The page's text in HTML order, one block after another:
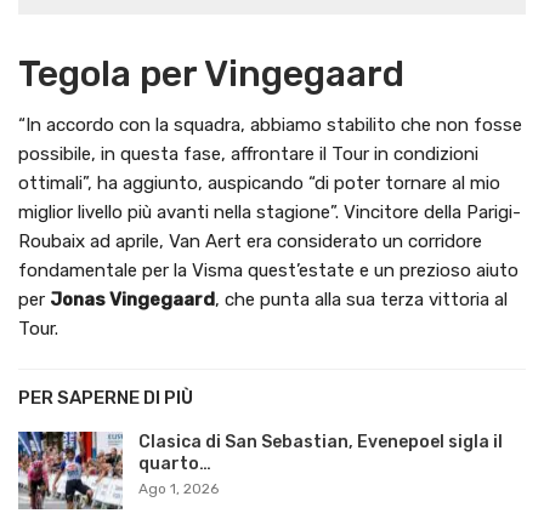
Tegola per Vingegaard
“In accordo con la squadra, abbiamo stabilito che non fosse
possibile, in questa fase, affrontare il Tour in condizioni
ottimali”, ha aggiunto, auspicando “di poter tornare al mio
miglior livello più avanti nella stagione”. Vincitore della Parigi-
Roubaix ad aprile, Van Aert era considerato un corridore
fondamentale per la Visma quest’estate e un prezioso aiuto
per Jonas Vingegaard, che punta alla sua terza vittoria al
Tour.
PER SAPERNE DI PIÙ
Clasica di San Sebastian, Evenepoel sigla il
quarto…
Ago 1, 2026